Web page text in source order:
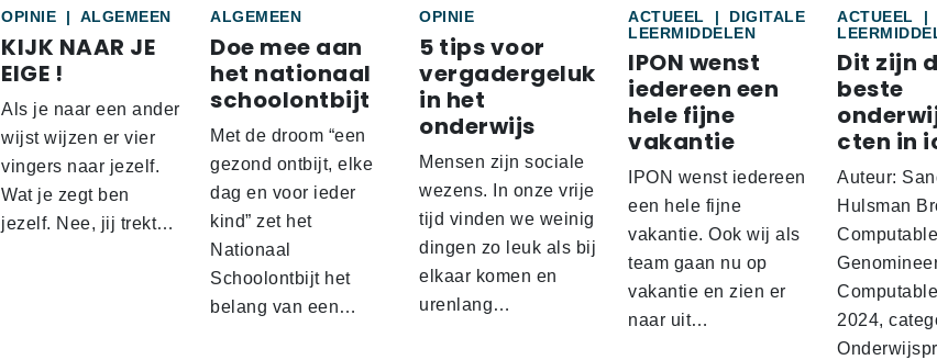
OPINIE | ALGEMEEN
KIJK NAAR JE
EIGE !
Als je naar een ander
wijst wijzen er vier
vingers naar jezelf.
Wat je zegt ben
jezelf. Nee, jij trekt…
ALGEMEEN
Doe mee aan
het nationaal
schoolontbijt
Met de droom “een
gezond ontbijt, elke
dag en voor ieder
kind” zet het
Nationaal
Schoolontbijt het
belang van een…
OPINIE
5 tips voor
vergadergeluk
in het
onderwijs
Mensen zijn sociale
wezens. In onze vrije
tijd vinden we weinig
dingen zo leuk als bij
elkaar komen en
urenlang…
ACTUEEL |
DIGITALE
LEERMIDDELEN
IPON wenst
iedereen een
hele fijne
vakantie
IPON wenst iedereen
een hele fijne
vakantie. Ook wij als
team gaan nu op
vakantie en zien er
naar uit…
ACTUEEL
|
Dit zijn
beste
cten in
Auteur:
Hulsman
Computable
2024,